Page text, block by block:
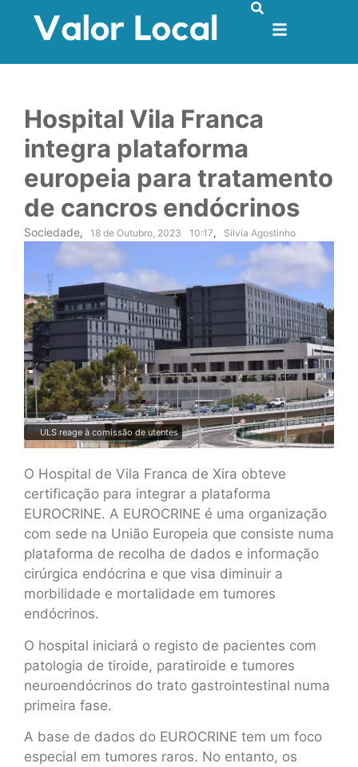
Hospital Vila Franca
integra plataforma
europeia para tratamento
de cancros endócrinos
Sociedade, 18 de Outubro, 2023 10:17, Silvia Agostinho
ULS reage à comissão de utentes
O Hospital de Vila Franca de Xira obteve
certificação para integrar a plataforma
EUROCRINE. A EUROCRINE é uma organização
com sede na União Europeia que consiste numa
plataforma de recolha de dados e informação
cirúrgica endócrina e que visa diminuir a
morbilidade e mortalidade em tumores
endócrinos.
O hospital iniciará o registo de pacientes com
patologia de tiroide, paratiroide e tumores
neuroendócrinos do trato gastrointestinal numa
primeira fase.
A base de dados do EUROCRINE tem um foco
especial em tumores raros. No entanto, os